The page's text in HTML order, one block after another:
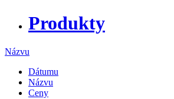
Produkty
Názvu
Dátumu
Názvu
Ceny